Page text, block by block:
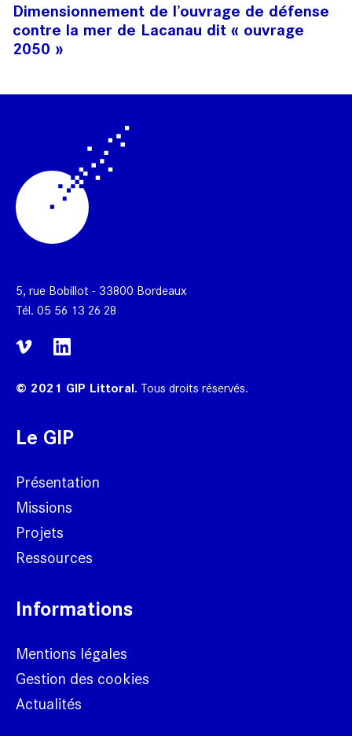
Dimensionnement de l’ouvrage de défense
contre la mer de Lacanau dit « ouvrage
2050 »
5, rue Bobillot - 33800 Bordeaux
Tél. 05 56 13 26 28
© 2021 GIP Littoral. Tous droits réservés.
Le GIP
Présentation
Missions
Projets
Ressources
Informations
Mentions légales
Gestion des cookies
Actualités